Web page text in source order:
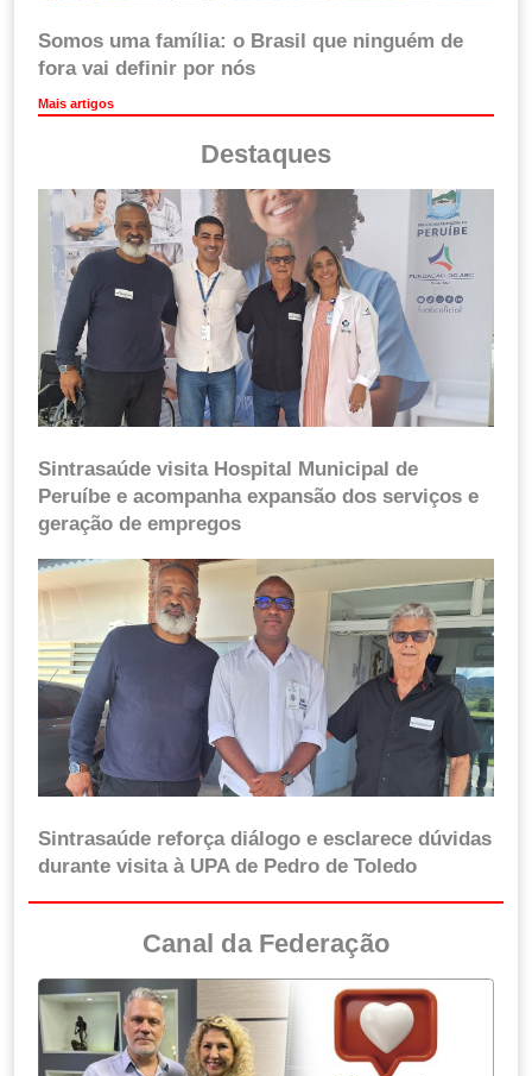
Somos uma família: o Brasil que ninguém de
fora vai definir por nós
Mais artigos
Destaques
Sintrasaúde visita Hospital Municipal de
Peruíbe e acompanha expansão dos serviços e
geração de empregos
Sintrasaúde reforça diálogo e esclarece dúvidas
durante visita à UPA de Pedro de Toledo
Canal da Federação